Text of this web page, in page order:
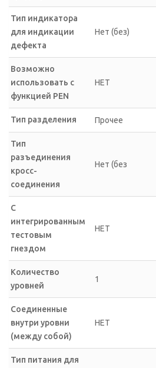
Тип индикатора
для индикации
дефекта
Нет (без)
Возможно
использовать с
функцией PEN
НЕТ
Тип разделения Прочее
Тип
разъединения
кросс-
соединения
Нет (без
С
интегрированным
тестовым
гнездом
НЕТ
Количество
уровней
1
Соединенные
внутри уровни
(между собой)
НЕТ
Тип питания для